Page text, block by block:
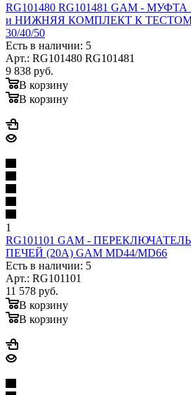
RG101480 RG101481 GAM -
и НИЖНЯЯ КОМПЛЕКТ К
30/40/50
Есть в наличии: 5
Арт.: RG101480 RG101481
9 838 руб.
В корзину
В корзину
1
RG101101 GAM -
ПЕЧЕЙ (20A) GAM MD44/MD66
Есть в наличии: 5
Арт.: RG101101
11 578 руб.
В корзину
В корзину